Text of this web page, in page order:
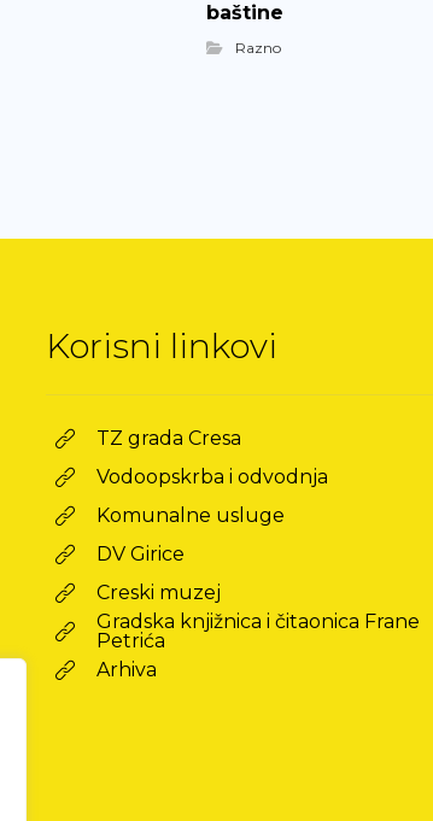
baštine
Razno
Korisni linkovi
TZ grada Cresa
Vodoopskrba i odvodnja
Komunalne usluge
DV Girice
Creski muzej
Gradska knjižnica i čitaonica Frane
Petrića
Arhiva